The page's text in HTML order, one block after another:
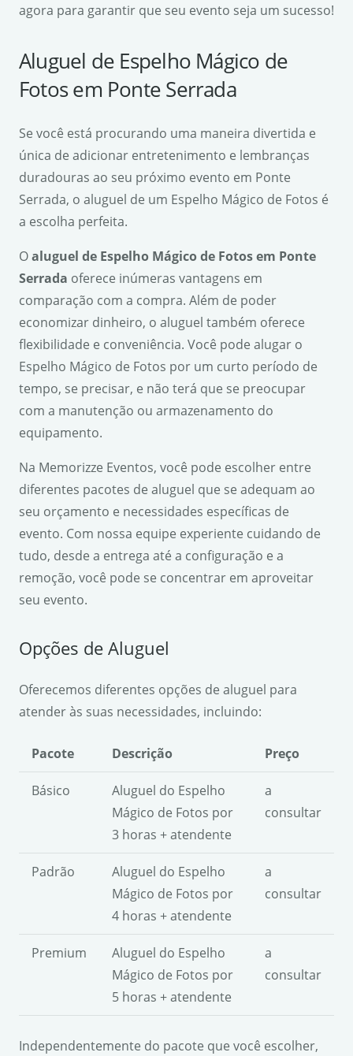
agora para garantir que seu evento seja um sucesso!
Aluguel de Espelho Mágico de
Fotos em Ponte Serrada
Se você está procurando uma maneira divertida e
única de adicionar entretenimento e lembranças
duradouras ao seu próximo evento em Ponte
Serrada, o aluguel de um Espelho Mágico de Fotos é
a escolha perfeita.
Oaluguel de Espelho Mágico de Fotos em Ponte
Serrada oferece inúmeras vantagens em
comparação com a compra. Além de poder
economizar dinheiro, o aluguel também oferece
flexibilidade e conveniência. Você pode alugar o
Espelho Mágico de Fotos por um curto período de
tempo, se precisar, e não terá que se preocupar
com a manutenção ou armazenamento do
equipamento.
Na Memorizze Eventos, você pode escolher entre
diferentes pacotes de aluguel que se adequam ao
seu orçamento e necessidades específicas de
evento. Com nossa equipe experiente cuidando de
tudo, desde a entrega até a configuração e a
remoção, você pode se concentrar em aproveitar
seu evento.
Opções de Aluguel
Oferecemos diferentes opções de aluguel para
atender às suas necessidades, incluindo:
Pacote Descrição Preço
Básico
Aluguel do Espelho
Mágico de Fotos por
3 horas + atendente
a
consultar
Padrão
Aluguel do Espelho
Mágico de Fotos por
4 horas + atendente
a
consultar
Premium
Aluguel do Espelho
Mágico de Fotos por
5 horas + atendente
a
consultar
Independentemente do pacote que você escolher,